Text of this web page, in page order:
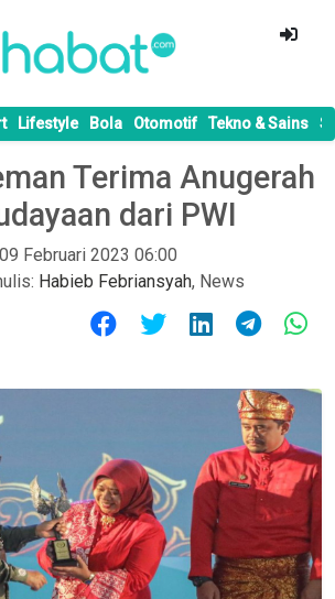
Lifestyle Bola Otomotif Tekno & Sains
Terima Anugerah
dari PWI
09 Februari 2023 06:00
Habieb Febriansyah, News